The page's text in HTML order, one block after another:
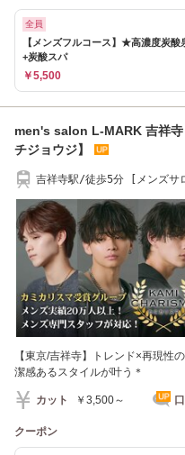
全員
【メンズフルコース】★高濃度炭
+炭酸スパ
￥5,500
men's salon L-MARK 吉祥寺
チジョウジ】
吉祥寺駅/徒歩5分 [メンズサ
【東京/吉祥寺】トレンド×再現性
潔感あるスタイルが叶う＊
カット ￥3,500～
クーポン